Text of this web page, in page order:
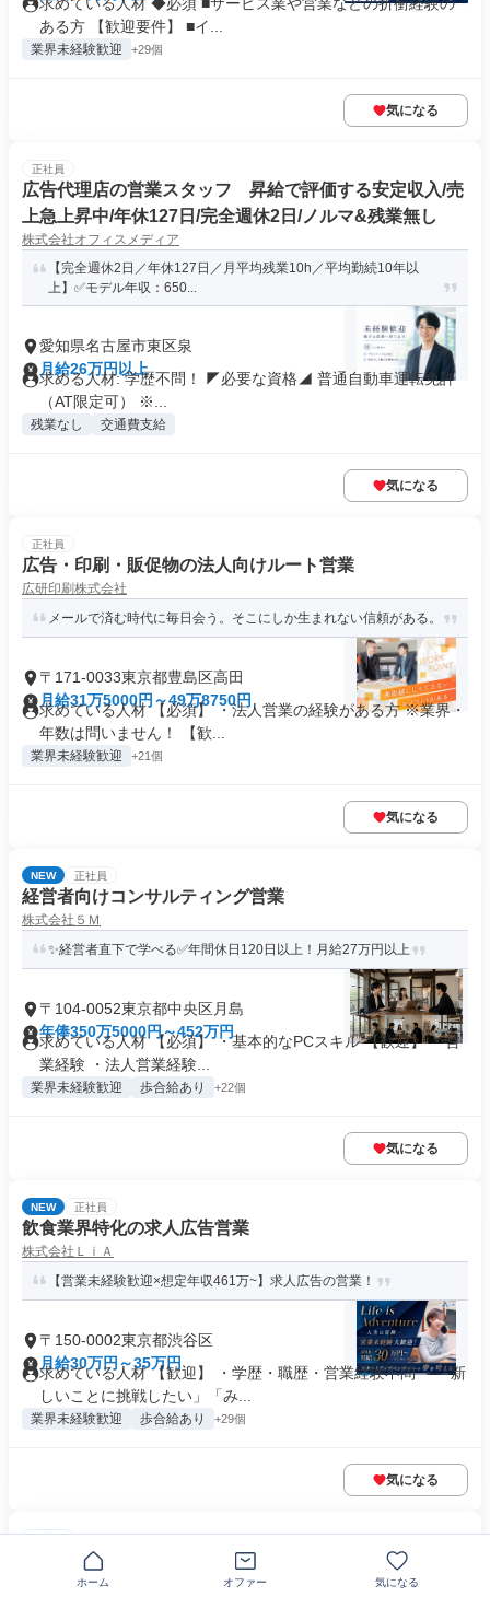
ある方 【歓迎要件】 ■イ...
業界未経験歓迎 +29個
気になる
正社員
広告代理店の営業スタッフ 昇給で評価する安定収入/売
上急上昇中/年休127日/完全週休2日/ノルマ&残業無し
株式会社オフィスメディア
【完全週休2日／年休127日／月平均残業10h／平均勤続10年以
上】✅モデル年収：650...
愛知県名古屋市東区泉
月給26万円以上
求める人材: 学歴不問！ ◤必要な資格◢ 普通自動車運転免許
（AT限定可） ※...
残業なし 交通費支給
気になる
正社員
広告・印刷・販促物の法人向けルート営業
広研印刷株式会社
メールで済む時代に毎日会う。そこにしか生まれない信頼がある。
〒171-0033東京都豊島区高田
月給31万5000円～49万8750円
求めている人材 【必須】 ・法人営業の経験がある方 ※業界・
年数は問いません！ 【歓...
業界未経験歓迎 +21個
気になる
NEW 正社員
経営者向けコンサルティング営業
株式会社５Ｍ
✨経営者直下で学べる✅年間休日120日以上！月給27万円以上
〒104-0052東京都中央区月島
年俸350万5000円～452万円
求めている人材 【必須】 ・基本的なPCスキル 【歓迎】 ・営
業経験 ・法人営業経験...
業界未経験歓迎 歩合給あり +22個
気になる
NEW 正社員
飲食業界特化の求人広告営業
株式会社ＬｉＡ
【営業未経験歓迎×想定年収461万~】求人広告の営業！
〒150-0002東京都渋谷区
月給30万円～35万円
求めている人材 【歓迎】 ・学歴・職歴・営業経験不問 ・「新
しいことに挑戦したい」「み...
業界未経験歓迎 歩合給あり +29個
気になる
正社員
求人広告の法人営業
株式会社アイデム
ホーム オファー 気になる